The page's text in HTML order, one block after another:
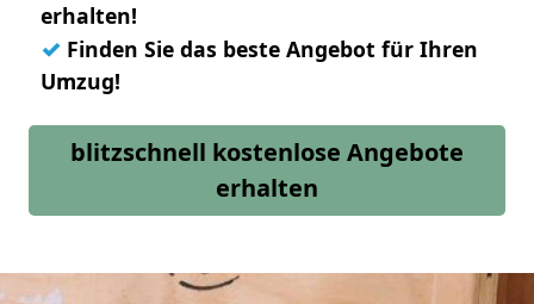
erhalten!
✓ Finden Sie das beste Angebot für Ihren
Umzug!
blitzschnell kostenlose Angebote
erhalten